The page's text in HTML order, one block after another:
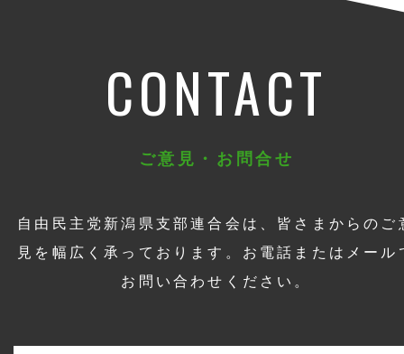
CONTACT
ご意見・お問合せ
自由民主党新潟県支部連合会は、皆さまからのご
見を幅広く承っております。お電話またはメール
お問い合わせください。